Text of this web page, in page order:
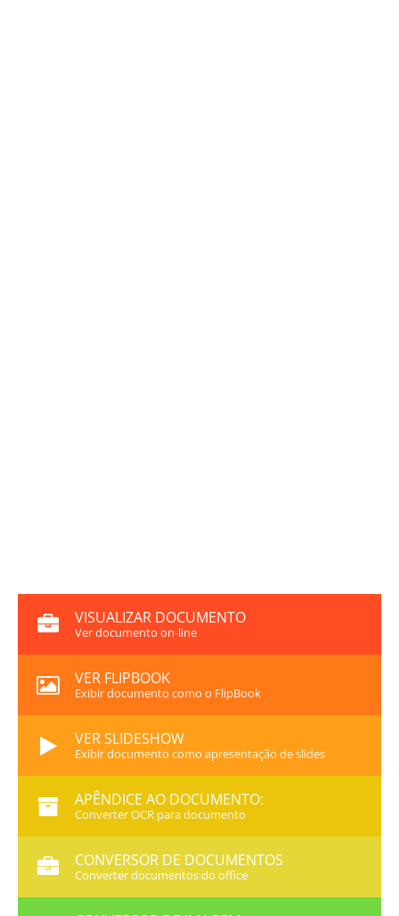
VISUALIZAR DOCUMENTO
Ver documento on-line
VER FLIPBOOK
Exibir documento como o FlipBook
VER SLIDESHOW
Exibir documento como apresentação de slides
APÊNDICE AO DOCUMENTO:
Converter OCR para documento
CONVERSOR DE DOCUMENTOS
Converter documentos do office